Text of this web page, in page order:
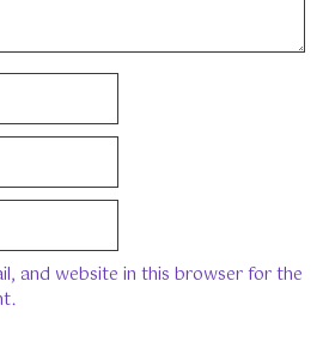
and website in this browser for the